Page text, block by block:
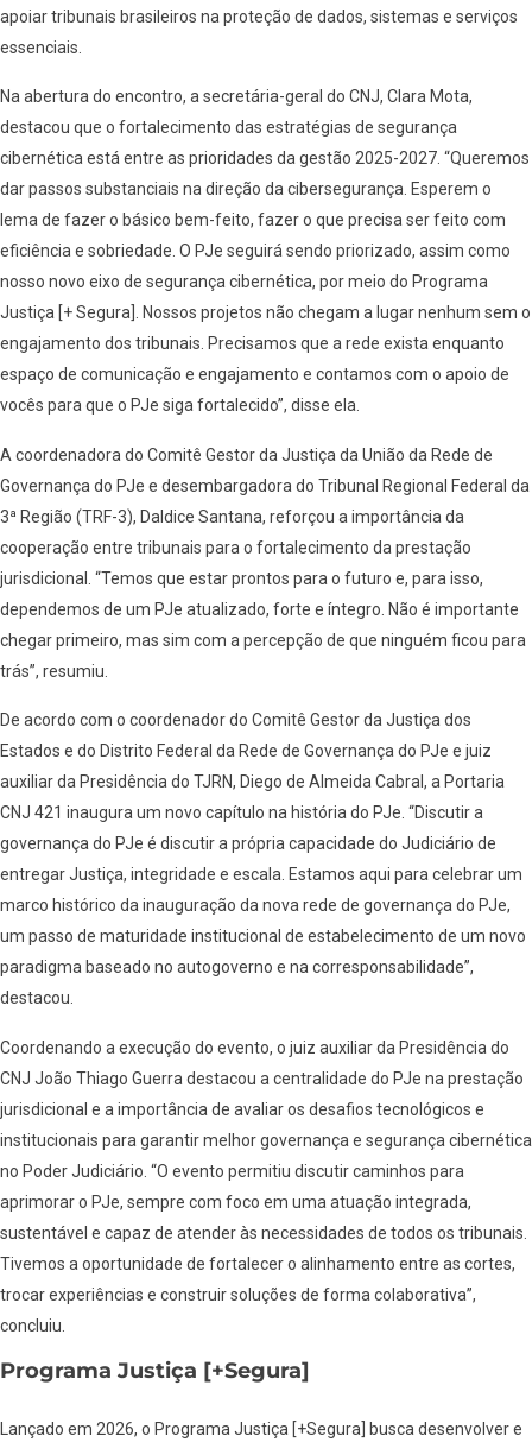
apoiar tribunais brasileiros na proteção de dados, sistemas e serviços
essenciais.
Na abertura do encontro, a secretária-geral do CNJ, Clara Mota,
destacou que o fortalecimento das estratégias de segurança
cibernética está entre as prioridades da gestão 2025-2027. “Queremos
dar passos substanciais na direção da cibersegurança. Esperem o
lema de fazer o básico bem-feito, fazer o que precisa ser feito com
eficiência e sobriedade. O PJe seguirá sendo priorizado, assim como
nosso novo eixo de segurança cibernética, por meio do Programa
Justiça [+ Segura]. Nossos projetos não chegam a lugar nenhum sem o
engajamento dos tribunais. Precisamos que a rede exista enquanto
espaço de comunicação e engajamento e contamos com o apoio de
vocês para que o PJe siga fortalecido”, disse ela.
A coordenadora do Comitê Gestor da Justiça da União da Rede de
Governança do PJe e desembargadora do Tribunal Regional Federal da
3ª Região (TRF-3), Daldice Santana, reforçou a importância da
cooperação entre tribunais para o fortalecimento da prestação
jurisdicional. “Temos que estar prontos para o futuro e, para isso,
dependemos de um PJe atualizado, forte e íntegro. Não é importante
chegar primeiro, mas sim com a percepção de que ninguém ficou para
trás”, resumiu.
De acordo com o coordenador do Comitê Gestor da Justiça dos
Estados e do Distrito Federal da Rede de Governança do PJe e juiz
auxiliar da Presidência do TJRN, Diego de Almeida Cabral, a Portaria
CNJ 421 inaugura um novo capítulo na história do PJe. “Discutir a
governança do PJe é discutir a própria capacidade do Judiciário de
entregar Justiça, integridade e escala. Estamos aqui para celebrar um
marco histórico da inauguração da nova rede de governança do PJe,
um passo de maturidade institucional de estabelecimento de um novo
paradigma baseado no autogoverno e na corresponsabilidade”,
destacou.
Coordenando a execução do evento, o juiz auxiliar da Presidência do
CNJ João Thiago Guerra destacou a centralidade do PJe na prestação
jurisdicional e a importância de avaliar os desafios tecnológicos e
institucionais para garantir melhor governança e segurança cibernética
no Poder Judiciário. “O evento permitiu discutir caminhos para
aprimorar o PJe, sempre com foco em uma atuação integrada,
sustentável e capaz de atender às necessidades de todos os tribunais.
Tivemos a oportunidade de fortalecer o alinhamento entre as cortes,
trocar experiências e construir soluções de forma colaborativa”,
concluiu.
Programa Justiça [+Segura]
Lançado em 2026, o Programa Justiça [+Segura] busca desenvolver e